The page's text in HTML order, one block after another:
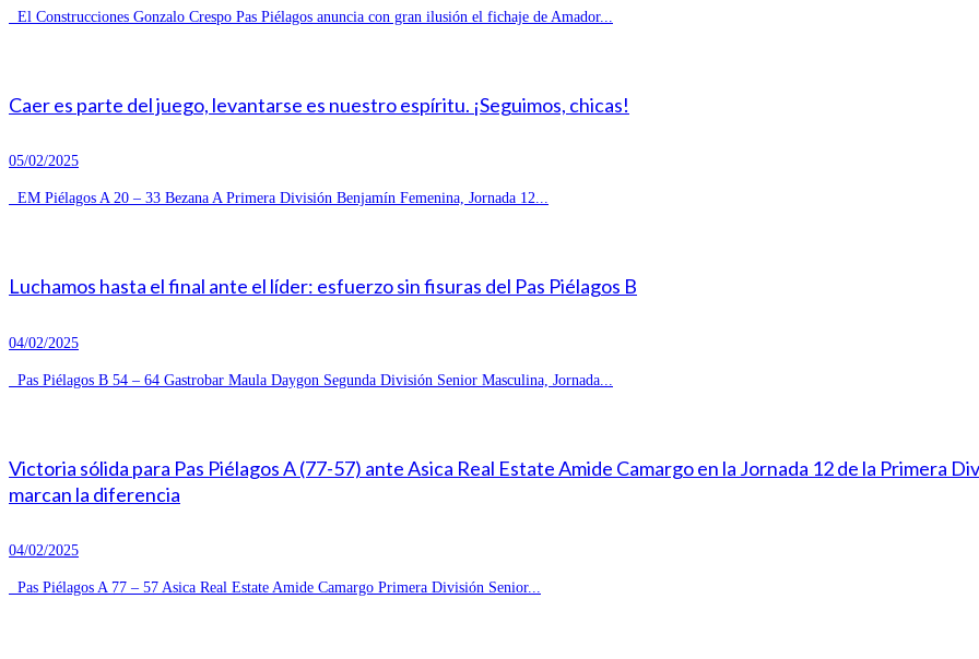
El Construcciones Gonzalo Crespo Pas Piélagos anuncia con gran ilusión el fichaje de Amador...
Caer es parte del juego, levantarse es nuestro espíritu. ¡Seguimos, chicas!
05/02/2025
EM Piélagos A 20 – 33 Bezana A Primera División Benjamín Femenina, Jornada 12...
Luchamos hasta el final ante el líder: esfuerzo sin fisuras del Pas Piélagos B
04/02/2025
Pas Piélagos B 54 – 64 Gastrobar Maula Daygon Segunda División Senior Masculina, Jornada...
Victoria sólida para Pas Piélagos A (77-57) ante Asica Real Estate Amide Camargo en la Jornada 12 de la Primera
marcan la diferencia
04/02/2025
Pas Piélagos A 77 – 57 Asica Real Estate Amide Camargo Primera División Senior...